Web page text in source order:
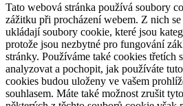
Tato webová stránka používá soubory
zážitku při procházení webem. Z nich
ukládají soubory cookie, které jsou
protože jsou nezbytné pro fungování
stránky. Používáme také cookies třetích
analyzovat a pochopit, jak používáte
cookies budou uloženy ve vašem
souhlasem. Máte také možnost zrušit